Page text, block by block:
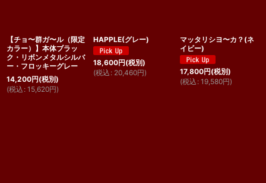
【チョ〜群ガ〜ル（限定
カラー）】本体ブラッ
ク・リボンメタルシルバ
ー・フロッキーグレー
14,200円(税別)
(税込 : 15,620円)
HAPPLE(グレー)
18,600円(税別)
(税込 : 20,460円)
マッタリシヨ〜カ？(ネ
イビー)
17,800円(税別)
(税込 : 19,580円)